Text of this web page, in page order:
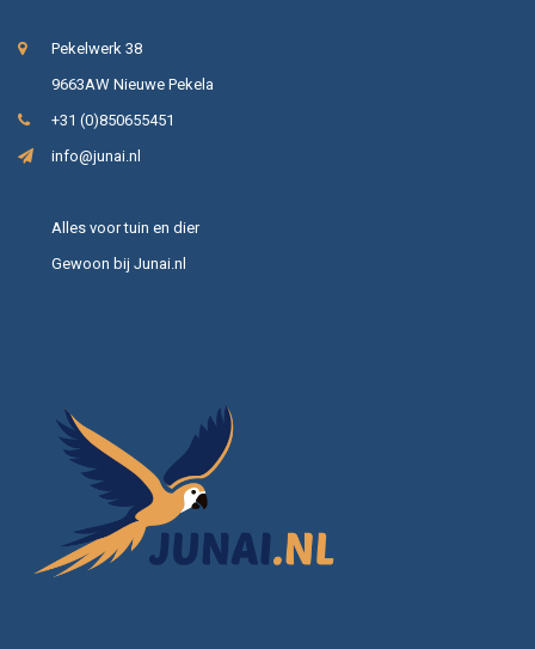
Pekelwerk 38
9663AW Nieuwe Pekela
+31 (0)850655451
info@junai.nl
Alles voor tuin en dier
Gewoon bij Junai.nl